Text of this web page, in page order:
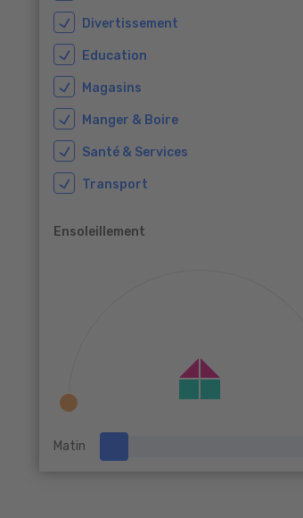
Divertissement
Education
Magasins
Manger & Boire
Santé & Services
Transport
Ensoleillement
Matin